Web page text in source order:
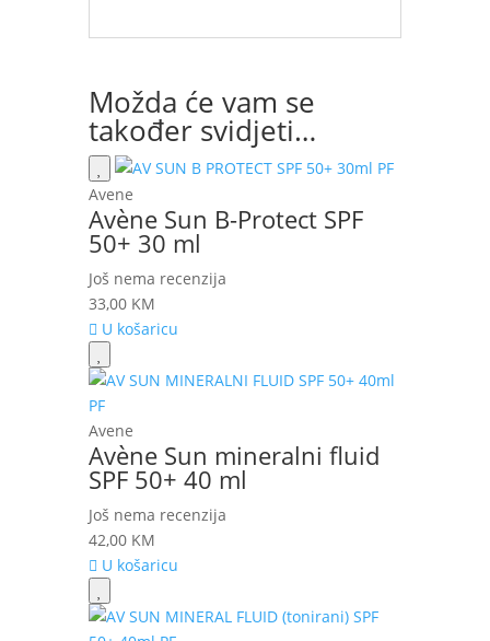
Možda će vam se
također svidjeti…
Avene
Avène Sun B-Protect SPF
50+ 30 ml
Još nema recenzija
33,00 KM
U košaricu
Avene
Avène Sun mineralni fluid
SPF 50+ 40 ml
Još nema recenzija
42,00 KM
U košaricu